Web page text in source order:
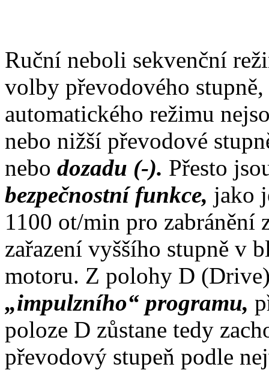
Ruční neboli sekvenční
volby převodového
automatického režimu
nebo nižší převodové
nebo dozadu (-). Přesto
bezpečnostní funkce, jako
1100 ot/min pro zabránění
zařazení vyššího stupně v
motoru. Z polohy D
„impulzního“ programu,
poloze D zůstane tedy
převodový stupeň podle